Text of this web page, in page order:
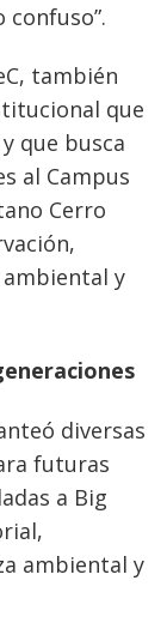
también
que
que busca
al Campus
Cerro
y
diversas
futuras
a Big
ambiental y